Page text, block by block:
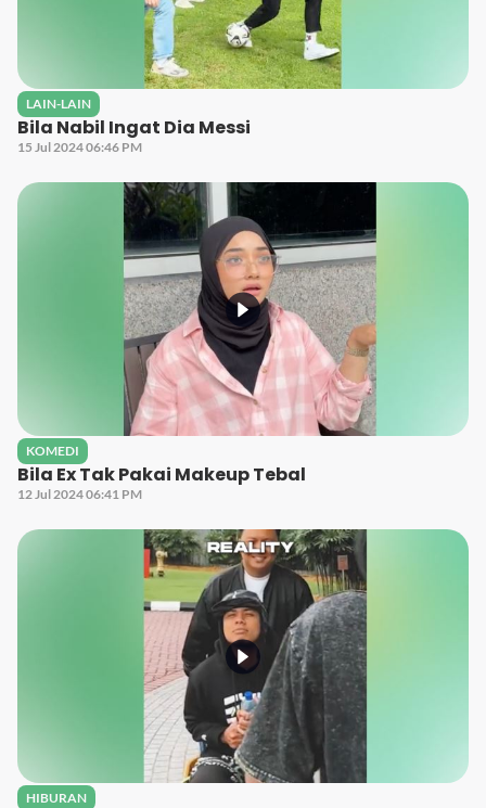
LAIN-LAIN
Bila Nabil Ingat Dia Messi
15 Jul 2024 06:46 PM
KOMEDI
Bila Ex Tak Pakai Makeup Tebal
12 Jul 2024 06:41 PM
HIBURAN